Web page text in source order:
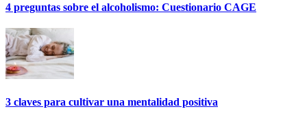
4 preguntas sobre el alcoholismo: Cuestionario CAGE
3 claves para cultivar una mentalidad positiva